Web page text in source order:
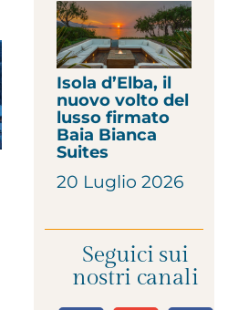
Isola d’Elba, il
nuovo volto del
lusso firmato
Baia Bianca
Suites
20 Luglio 2026
Seguici sui
nostri canali